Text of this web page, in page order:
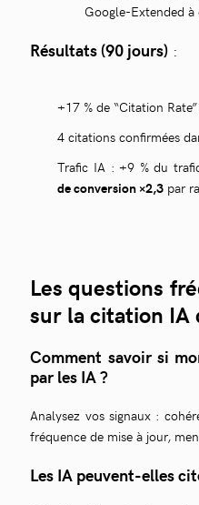
Google-Extended à
Résultats (90 jours) :
+17 % de “Citation
4 citations confirmées
Trafic IA : +9 % du
de conversion ×2,3 par
Les questions
sur la citation IA
Comment savoir si
par les IA ?
Analysez vos signaux :
fréquence de mise à jour,
Les IA peuvent-elles